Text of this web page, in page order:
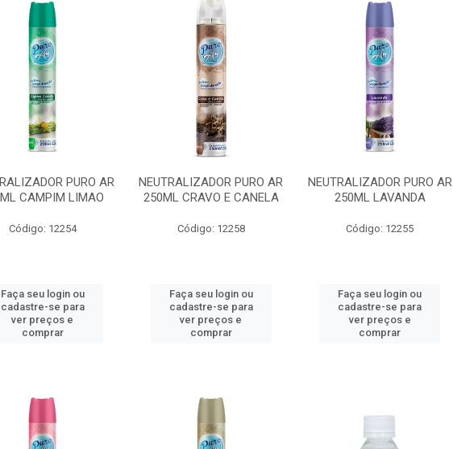
PURO AR
CAMPIM LIMAO
Código: 12254
Faça seu login ou
cadastre-se para
ver preços e
comprar
NEUTRALIZADOR PURO AR
250ML CRAVO E CANELA
Código: 12258
Faça seu login ou
cadastre-se para
ver preços e
comprar
NEUTRALIZADOR PURO AR
250ML LAVANDA
Código: 12255
Faça seu login ou
cadastre-se para
ver preços e
comprar